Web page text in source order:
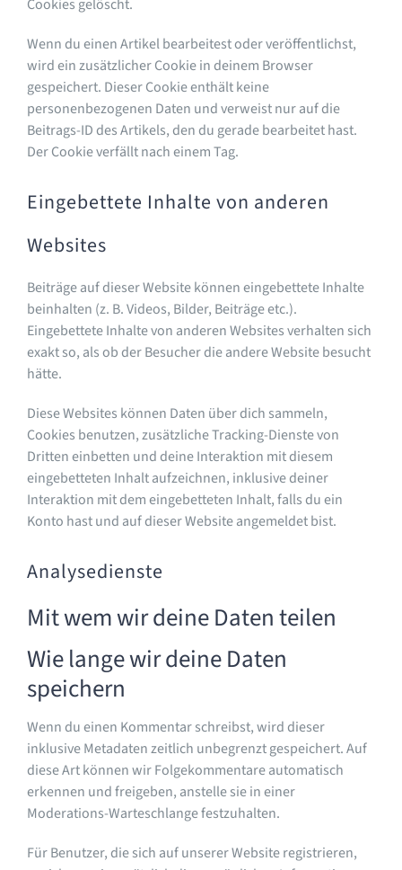
Cookies gelöscht.
Wenn du einen Artikel bearbeitest oder veröffentlichst,
wird ein zusätzlicher Cookie in deinem Browser
gespeichert. Dieser Cookie enthält keine
personenbezogenen Daten und verweist nur auf die
Beitrags-ID des Artikels, den du gerade bearbeitet hast.
Der Cookie verfällt nach einem Tag.
Eingebettete Inhalte von anderen
Websites
Beiträge auf dieser Website können eingebettete Inhalte
beinhalten (z. B. Videos, Bilder, Beiträge etc.).
Eingebettete Inhalte von anderen Websites verhalten sich
exakt so, als ob der Besucher die andere Website besucht
hätte.
Diese Websites können Daten über dich sammeln,
Cookies benutzen, zusätzliche Tracking-Dienste von
Dritten einbetten und deine Interaktion mit diesem
eingebetteten Inhalt aufzeichnen, inklusive deiner
Interaktion mit dem eingebetteten Inhalt, falls du ein
Konto hast und auf dieser Website angemeldet bist.
Analysedienste
Mit wem wir deine Daten teilen
Wie lange wir deine Daten
speichern
Wenn du einen Kommentar schreibst, wird dieser
inklusive Metadaten zeitlich unbegrenzt gespeichert. Auf
diese Art können wir Folgekommentare automatisch
erkennen und freigeben, anstelle sie in einer
Moderations-Warteschlange festzuhalten.
Für Benutzer, die sich auf unserer Website registrieren,